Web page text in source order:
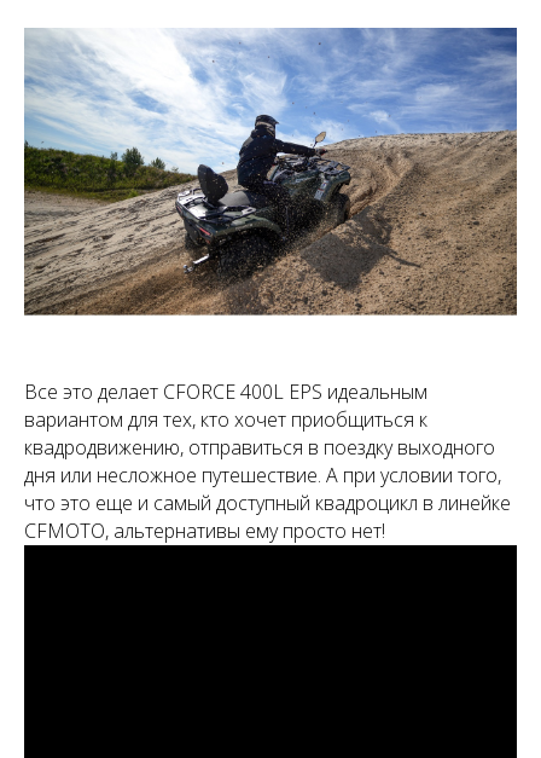
Все это делает CFORCE 400L EPS идеальным
вариантом для тех, кто хочет приобщиться к
квадродвижению, отправиться в поездку выходного
дня или несложное путешествие. А при условии того,
что это еще и самый доступный квадроцикл в линейке
CFMOTO, альтернативы ему просто нет!